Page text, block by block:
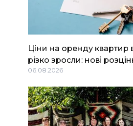
Ціни на оренду квартир
різко зросли: нові
06.08.2026